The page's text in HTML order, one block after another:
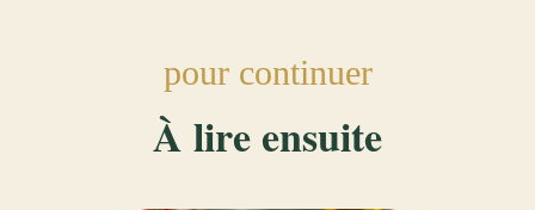
pour continuer
À lire ensuite